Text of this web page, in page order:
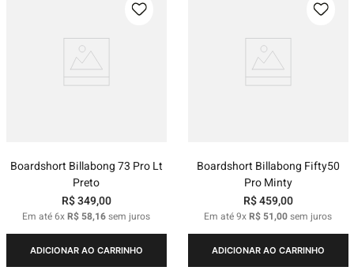
Boardshort Billabong 73 Pro Lt
Preto
R$349,00
Em até6xR$ 58,16sem juros
ADICIONAR AO CARRINHO
Boardshort Billabong Fifty50
Pro Minty
R$459,00
Em até9xR$ 51,00sem juros
ADICIONAR AO CARRINHO